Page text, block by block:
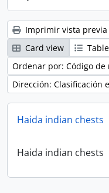
Imprimir vista previa
Card view
Ordenar por: Código de
Dirección: Clasificación
Haida indian chests
Haida indian chests